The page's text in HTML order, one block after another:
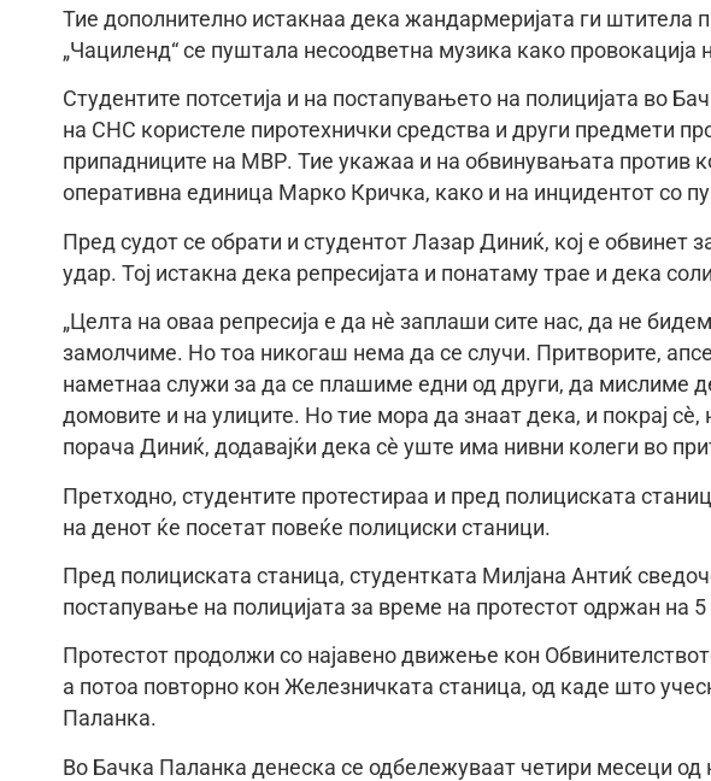
Тие дополнително истакнаа дека жандармеријата ги штитела
„Чациленд“ се пуштала несоодветна музика како провокација
Студентите потсетија и на постапувањето на полицијата во
на СНС користеле пиротехнички средства и други предмети
припадниците на МВР. Тие укажаа и на обвинувањата против
оперативна единица Марко Кричка, како и на инцидентот со
Пред судот се обрати и студентот Лазар Диниќ, кој е обвинет
удар. Тој истакна дека репресијата и понатаму трае и дека
„Целта на оваа репресија е да нè заплаши сите нас, да не
замолчиме. Но тоа никогаш нема да се случи. Притворите,
наметнаа служи за да се плашиме едни од други, да мислиме
домовите и на улиците. Но тие мора да знаат дека, и покрај
порача Диниќ, додавајќи дека сè уште има нивни колеги во
Претходно, студентите протестираа и пред полициската
на денот ќе посетат повеќе полициски станици.
Пред полициската станица, студентката Милјана Антиќ
постапување на полицијата за време на протестот одржан на
Протестот продолжи со најавено движење кон
а потоа повторно кон Железничката станица, од каде што
Паланка.
Во Бачка Паланка денеска се одбележуваат четири месеци од